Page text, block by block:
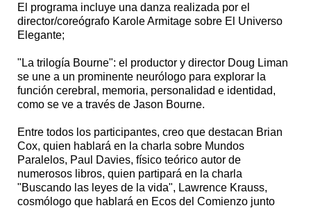
El programa incluye una danza realizada por el
director/coreógrafo Karole Armitage sobre El Universo
Elegante;
"La trilogía Bourne": el productor y director Doug Liman
se une a un prominente neurólogo para explorar la
función cerebral, memoria, personalidad e identidad,
como se ve a través de Jason Bourne.
Entre todos los participantes, creo que destacan Brian
Cox, quien hablará en la charla sobre Mundos
Paralelos, Paul Davies, físico teórico autor de
numerosos libros, quien partipará en la charla
"Buscando las leyes de la vida", Lawrence Krauss,
cosmólogo que hablará en Ecos del Comienzo junto